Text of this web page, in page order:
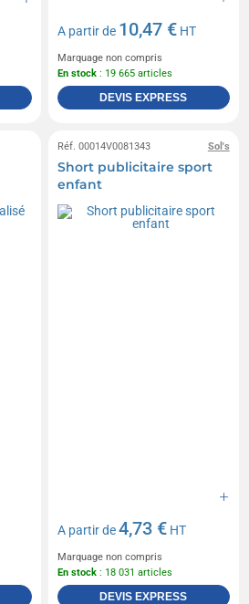
A partir de 10,47 € HT
Marquage non compris
En stock : 19 665 articles
DEVIS EXPRESS
Sol's
Réf. 00014V0081343
Short publicitaire sport
enfant
A partir de4,73 € HT
Marquage non compris
En stock : 18 031 articles
DEVIS EXPRESS